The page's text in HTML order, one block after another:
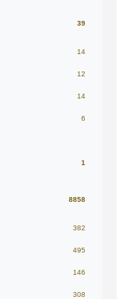
39
14
12
14
6
1
8858
382
495
146
308